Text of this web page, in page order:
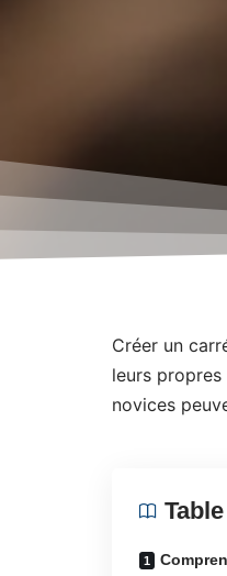
Créer un
leurs
novices